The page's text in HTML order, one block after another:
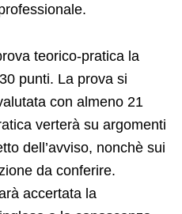
teorico-pratica la
punti. La prova si
con almeno 21
verterà su argomenti
dell’avviso, nonchè sui
da conferire.
accertata la